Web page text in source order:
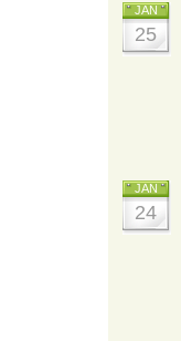
JAN
25
JAN
24